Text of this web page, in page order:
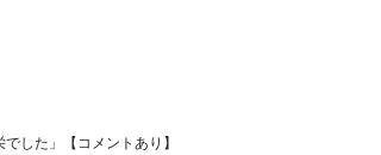
した」【コメントあり】